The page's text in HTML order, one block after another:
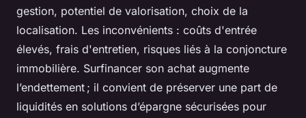
gestion, potentiel de valorisation, choix de la
localisation. Les inconvénients : coûts d'entrée
élevés, frais d'entretien, risques liés à la conjoncture
immobilière. Surfinancer son achat augmente
l’endettement ; il convient de préserver une part de
liquidités en solutions d’épargne sécurisées pour